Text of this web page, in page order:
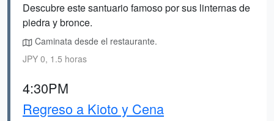
Descubre este santuario famoso por sus linternas de
piedra y bronce.
Caminata desde el restaurante.
JPY 0, 1.5 horas
4:30PM
Regreso a Kioto y Cena